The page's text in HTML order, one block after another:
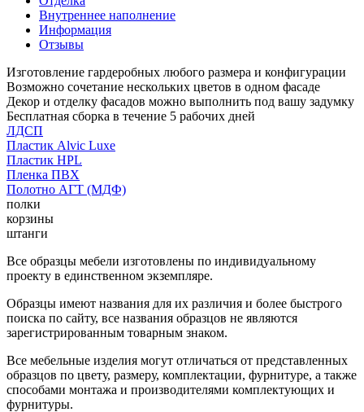
Внутреннее наполнение
Информация
Отзывы
Изготовление гардеробных любого размера и конфигурации
Возможно сочетание нескольких цветов в одном фасаде
Декор и отделку фасадов можно выполнить под вашу задумку
Бесплатная сборка в течение 5 рабочих дней
ЛДСП
Пластик Alvic Luxe
Пластик HPL
Пленка ПВХ
Полотно АГТ (МДФ)
полки
корзины
штанги
Все образцы мебели изготовлены по индивидуальному
проекту в единственном экземпляре.
Образцы имеют названия для их различия и более быстрого
поиска по сайту, все названия образцов не являются
зарегистрированным товарным знаком.
Все мебельные изделия могут отличаться от представленных
образцов по цвету, размеру, комплектации, фурнитуре, а также
способами монтажа и производителями комплектующих и
фурнитуры.